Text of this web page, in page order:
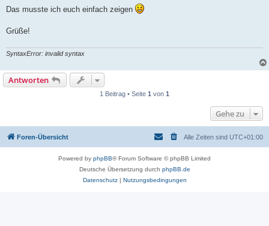
Das musste ich euch einfach zeigen
Grüße!
SyntaxError: invalid syntax
Antworten
1 Beitrag • Seite 1 von 1
Gehe zu
Foren-Übersicht Alle Zeiten sind UTC+01:00
Powered by phpBB® Forum Software © phpBB Limited
Deutsche Übersetzung durch phpBB.de
Datenschutz| Nutzungsbedingungen